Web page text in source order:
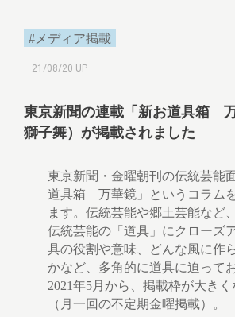
#メディア掲載
21/08/20 UP
東京新聞の連載「新お道具箱
獅子舞）が掲載されました
東京新聞・金曜朝刊の伝統芸能
道具箱 万華鏡」というコラム
ます。伝統芸能や郷土芸能など
伝統芸能の「道具」にクローズ
具の役割や意味、どんな風に作
かなど、多角的に道具に迫って
2021年5月から、掲載枠が大き
（月一回の不定期金曜掲載）。